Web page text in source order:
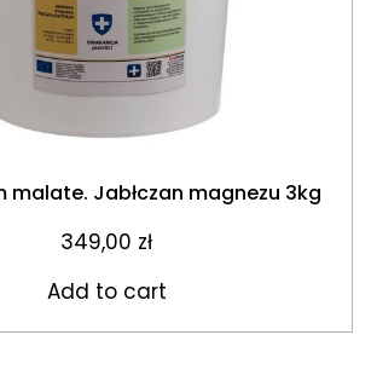
malate. Jabłczan magnezu 3kg
349,00 zł
Add to cart